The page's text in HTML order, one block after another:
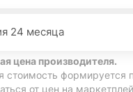
24 месяца
цена производителя.
стоимость формируется
от цен на